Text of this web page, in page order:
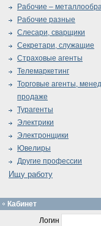
Рабочие –
Рабочие разные
Слесари, сварщики
Секретари, служащие
Страховые агенты
Телемаркетинг
Торговые агенты,
продаже
Турагенты
Электрики
Электронщики
Ювелиры
Другие профессии
Ищу работу
Кабинет
Логин